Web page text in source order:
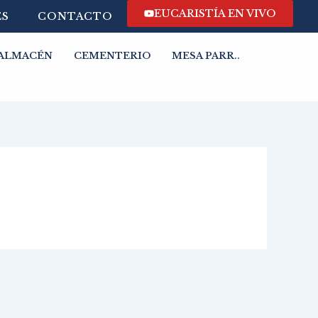
CONTACTO EUCARISTÍA EN VIVO
CEMENTERIO MESA PARR..